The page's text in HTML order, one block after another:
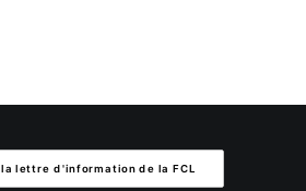
lettre d'information de la FCL